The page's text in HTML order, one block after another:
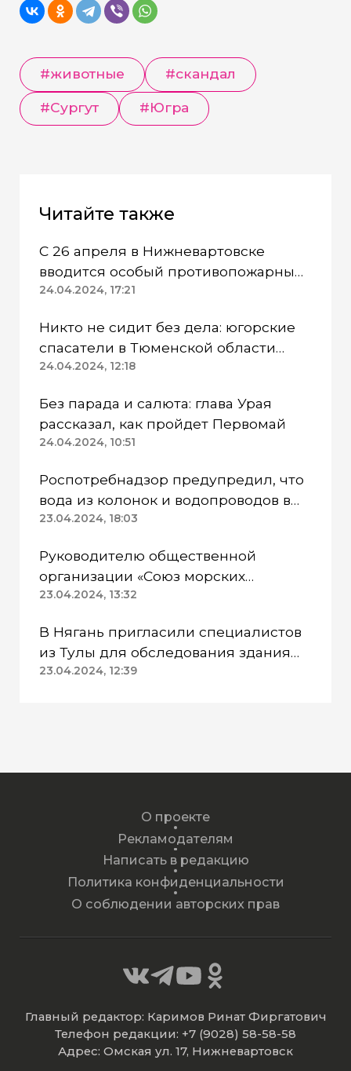
#животные #скандал
#Сургут #Югра
Читайте также
С 26 апреля в Нижневартовске
вводится особый противопожарный
режим
24.04.2024, 17:21
Никто не сидит без дела: югорские
спасатели в Тюменской области
работают в две смены
24.04.2024, 12:18
Без парада и салюта: глава Урая
рассказал, как пройдет Первомай
24.04.2024, 10:51
Роспотребнадзор предупредил, что
вода из колонок и водопроводов в
Казанском районе непригодна для
23.04.2024, 18:03
Руководителю общественной
организации «Союз морских
пехотинцев» Югры вынесли
23.04.2024, 13:32
В Нягань пригласили специалистов
из Тулы для обследования здания
ДК «Геолог»
23.04.2024, 12:39
О проекте
Рекламодателям
Написать в редакцию
Политика конфиденциальности
О соблюдении авторских прав
Главный редактор: Каримов Ринат Фиргатович
Телефон редакции: +7 (9028) 58-58-58
Адрес: Омская ул. 17, Нижневартовск